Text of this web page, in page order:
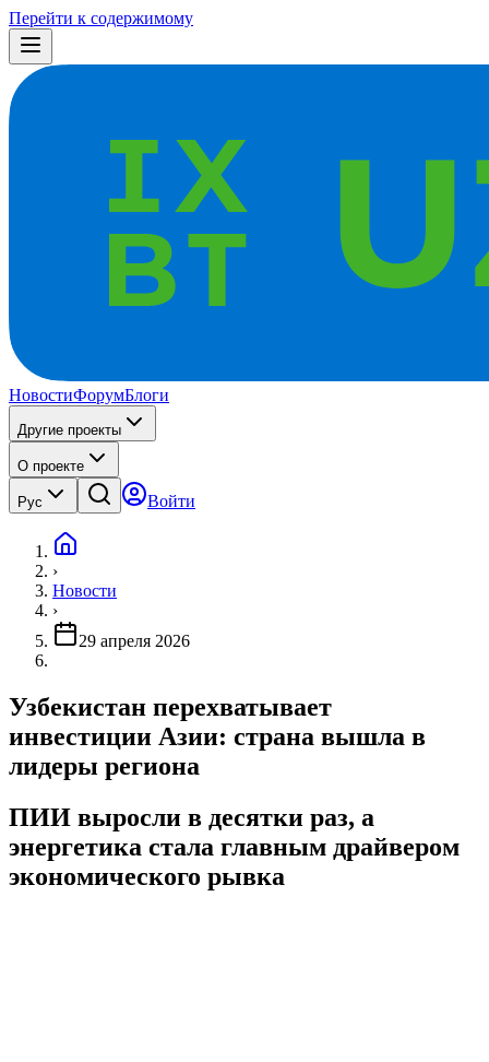
Перейти к содержимому
НовостиФорумБлоги
Другие проекты
О проекте
Рус Войти
›
Новости
›
29 апреля 2026
Узбекистан перехватывает
инвестиции Азии: страна вышла в
лидеры региона
ПИИ выросли в десятки раз, а
энергетика стала главным драйвером
экономического рывка